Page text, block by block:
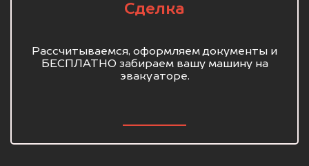
Сделка
Рассчитываемся, оформляем документы и
БЕСПЛАТНО забираем вашу машину на
эвакуаторе.